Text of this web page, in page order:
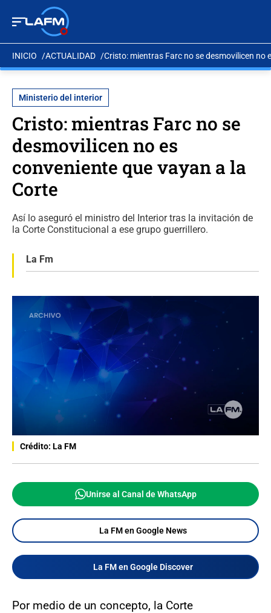
INICIO ACTUALIDAD Cristo: mientras Farc no se desmovilicen no
Ministerio del interior
Cristo: mientras Farc no se
desmovilicen no es
conveniente que vayan a la
Corte
Así lo aseguró el ministro del Interior tras la invitación de
la Corte Constitucional a ese grupo guerrillero.
La Fm
Crédito: La FM
Unirse al Canal de WhatsApp
La FM en Google News
La FM en Google Discover
Por medio de un concepto, la Corte